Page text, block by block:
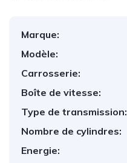
Marque:
Modèle:
Carrosserie:
Boîte de vitesse:
Type de transmission:
Nombre de cylindres:
Energie: